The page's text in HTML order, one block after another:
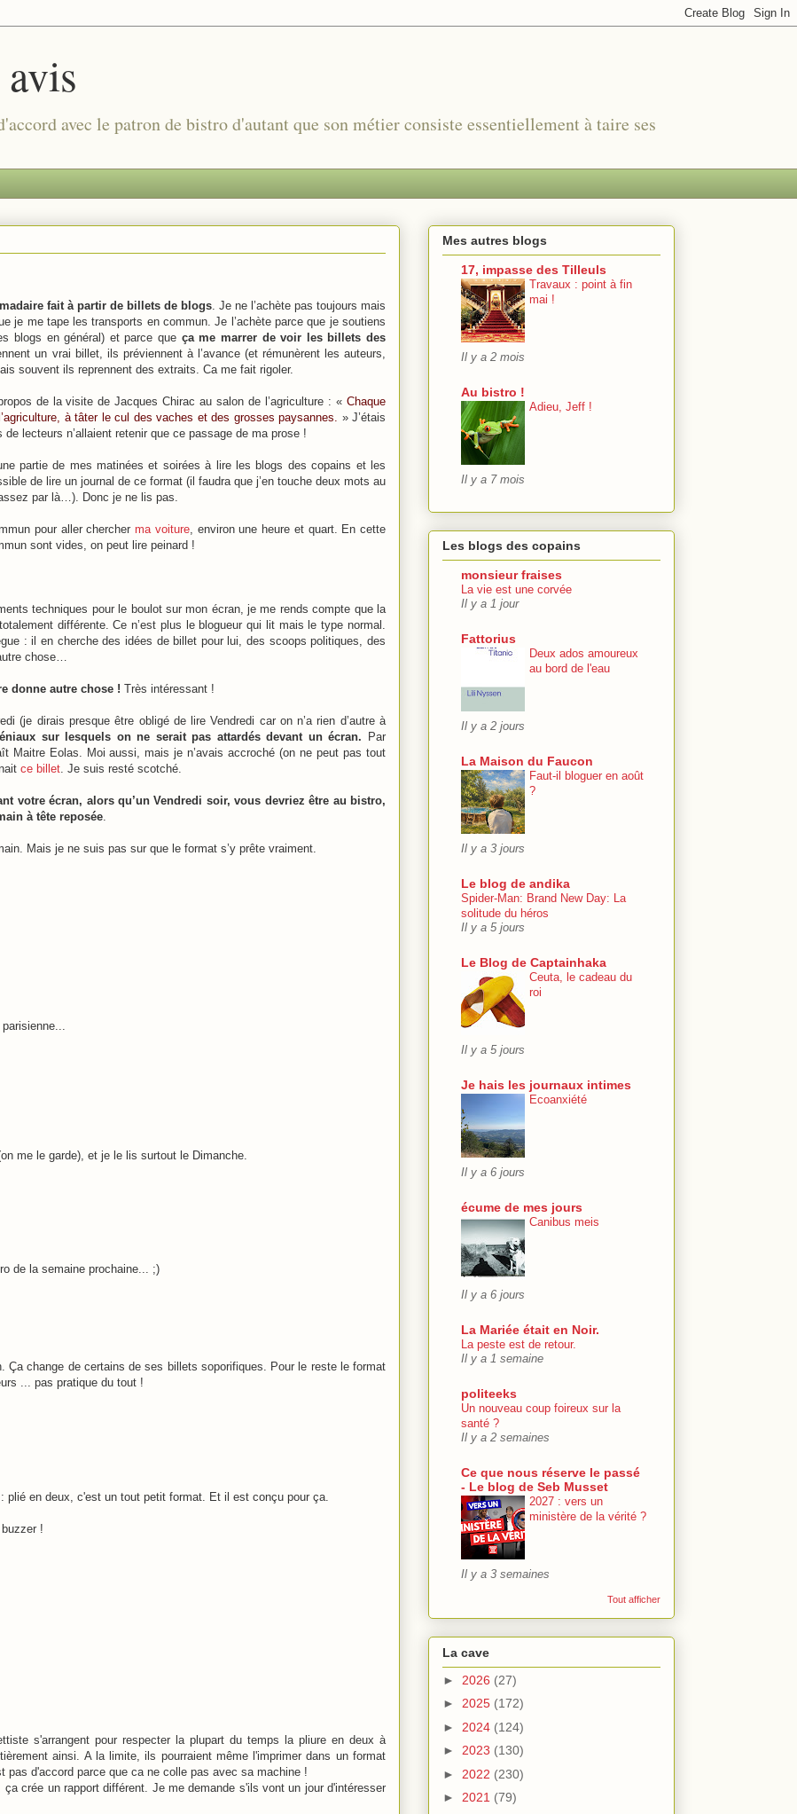
avec le patron de bistro d'autant que son métier consiste essentiellement à taire ses
fait à partir de billets de blogs . Je ne l’achète pas toujours mais
je me tape les transports en commun. Je l’achète parce que je soutiens
blogs en général) et parce que ça me marrer de voir les billets des
un vrai billet, ils préviennent à l’avance (et rémunèrent les auteurs,
souvent ils reprennent des extraits. Ca me fait rigoler.
de la visite de Jacques Chirac au salon de l’agriculture : «Chaque
à tâter le cul des vaches et des grosses paysannes.
» J’étais
lecteurs n’allaient retenir que ce passage de ma prose !
partie de mes matinées et soirées à lire les blogs des copains et les
de lire un journal de ce format (il faudra que j’en touche deux mots au
par là…). Donc je ne lis pas.
pour aller chercher ma voiture, environ une heure et quart. En cette
sont vides, on peut lire peinard !
techniques pour le boulot sur mon écran, je me rends compte que la
différente. Ce n’est plus le blogueur qui lit mais le type normal.
: il en cherche des idées de billet pour lui, des scoops politiques, des
chose…
donne autre chose ! Très intéressant !
(je dirais presque être obligé de lire Vendredi car on n’a rien d’autre à
sur lesquels on ne serait pas attardés devant un écran. Par
Maitre Eolas. Moi aussi, mais je n’avais accroché (on ne peut pas tout
ce billet . Je suis resté scotché.
votre écran, alors qu’un Vendredi soir, vous devriez être au bistro,
à tête reposée
Mais je ne suis pas sur que le format s’y prête vraiment.
me le garde), et je le lis surtout le Dimanche.
de la semaine prochaine... ;)
Ça change de certains de ses billets soporifiques. Pour le reste le format
... pas pratique du tout !
plié en deux, c'est un tout petit format. Et il est conçu pour ça.
!
s'arrangent pour respecter la plupart du temps la pliure en deux à
ainsi. A la limite, ils pourraient même l'imprimer dans un format
pas d'accord parce que ca ne colle pas avec sa machine !
crée un rapport différent. Je me demande s'ils vont un jour d'intéresser
Mes autres blogs
17, impasse des Tilleuls
Travaux : point à fin
mai !
Il y a 2 mois
Au bistro !
Adieu, Jeff !
Il y a 7 mois
Les blogs des copains
monsieur fraises
La vie est une corvée
Il y a 1 jour
Fattorius
Deux ados amoureux
au bord de l'eau
Il y a 2 jours
La Maison du Faucon
Faut-il bloguer en août
?
Il y a 3 jours
Le blog de andika
Spider-Man: Brand New Day: La
solitude du héros
Il y a 5 jours
Le Blog de Captainhaka
Ceuta, le cadeau du
roi
Il y a 5 jours
Je hais les journaux intimes
Ecoanxiété
Il y a 6 jours
écume de mes jours
Canibus meis
Il y a 6 jours
La Mariée était en Noir.
La peste est de retour.
Il y a 1 semaine
politeeks
Un nouveau coup foireux sur la
santé ?
Il y a 2 semaines
Ce que nous réserve le passé
- Le blog de Seb Musset
2027 : vers un
ministère de la vérité ?
Il y a 3 semaines
Tout afficher
La cave
► 2026 (27)
► 2025 (172)
► 2024 (124)
► 2023 (130)
► 2022 (230)
► 2021 (79)